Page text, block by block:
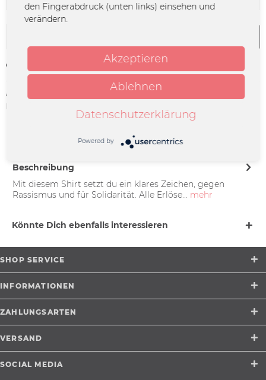
Merken
Artikel-Nr.:
SEAP-0018
Herstellerinfo:
Friedrich-Ebert-Straße 7 | 48153
support@merchcowboy.com
Beschreibung
Mit diesem Shirt setzt du ein klares Zeichen, gegen
Rassismus und für Solidarität. Alle Erlöse... mehr
Könnte Dich ebenfalls interessieren
SHOP SERVICE
INFORMATIONEN
ZAHLUNGSARTEN
VERSAND
SOCIAL MEDIA
den Fingerabdruck (unten links) einsehen und
verändern.
Akzeptieren
Ablehnen
Datenschutzerklärung
Powered by